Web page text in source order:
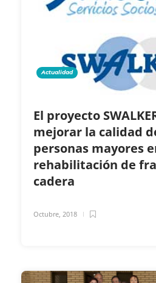
Actualidad
El proyecto
mejorar la calidad
personas mayores
rehabilitación de
cadera
Octubre, 2018